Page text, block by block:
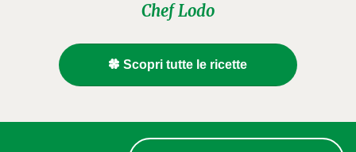
Chef Lodo
Scopri tutte le ricette